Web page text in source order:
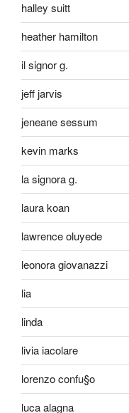
halley suitt
heather hamilton
il signor g.
jeff jarvis
jeneane sessum
kevin marks
la signora g.
laura koan
lawrence oluyede
leonora giovanazzi
lia
linda
livia iacolare
lorenzo confu§o
luca alagna